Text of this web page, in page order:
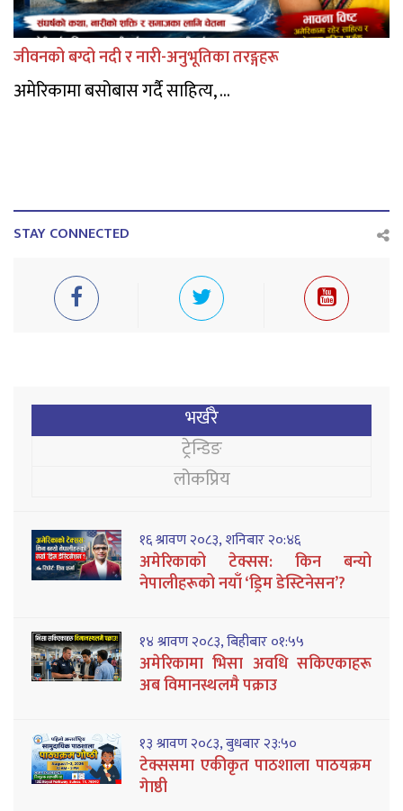
जीवनको बग्दो नदी र नारी-अनुभूतिका तरङ्गहरू
अमेरिकामा बसोबास गर्दै साहित्य, ...
STAY CONNECTED
भर्खरै
ट्रेन्डिङ
लोकप्रिय
१६ श्रावण २०८३, शनिबार २०:४६
अमेरिकाको टेक्सस: किन बन्यो
नेपालीहरूको नयाँ ‘ड्रिम डेस्टिनेसन’?
१४ श्रावण २०८३, बिहीबार ०१:५५
अमेरिकामा भिसा अवधि सकिएकाहरू
अब विमानस्थलमै पक्राउ
१३ श्रावण २०८३, बुधबार २३:५०
टेक्ससमा एकीकृत पाठशाला पाठयक्रम
गेाष्ठी